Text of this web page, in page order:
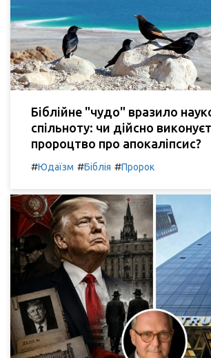
Біблійне "чудо" вразило
спільноту: чи дійсно
пророцтво про апокаліпсис?
#Юдаїзм #Біблія #Пророк